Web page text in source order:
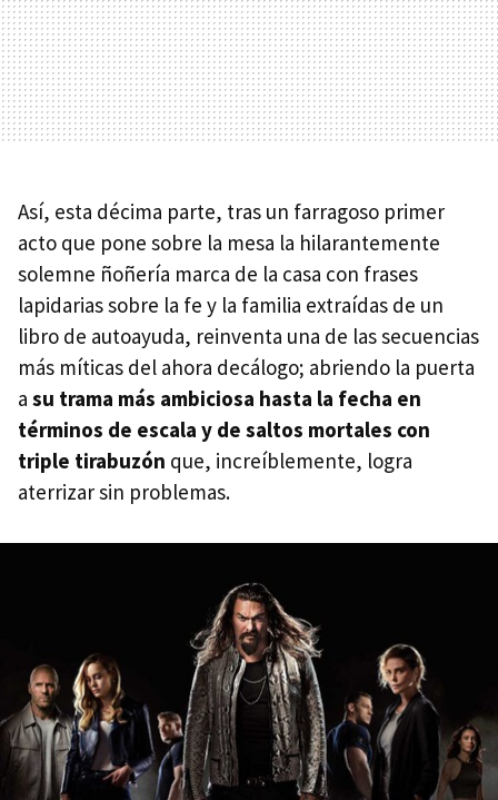
Así, esta décima parte, tras un farragoso primer
acto que pone sobre la mesa la hilarantemente
solemne ñoñería marca de la casa con frases
lapidarias sobre la fe y la familia extraídas de un
libro de autoayuda, reinventa una de las secuencias
más míticas del ahora decálogo; abriendo la puerta
a su trama más ambiciosa hasta la fecha en
términos de escala y de saltos mortales con
triple tirabuzón que, increíblemente, logra
aterrizar sin problemas.